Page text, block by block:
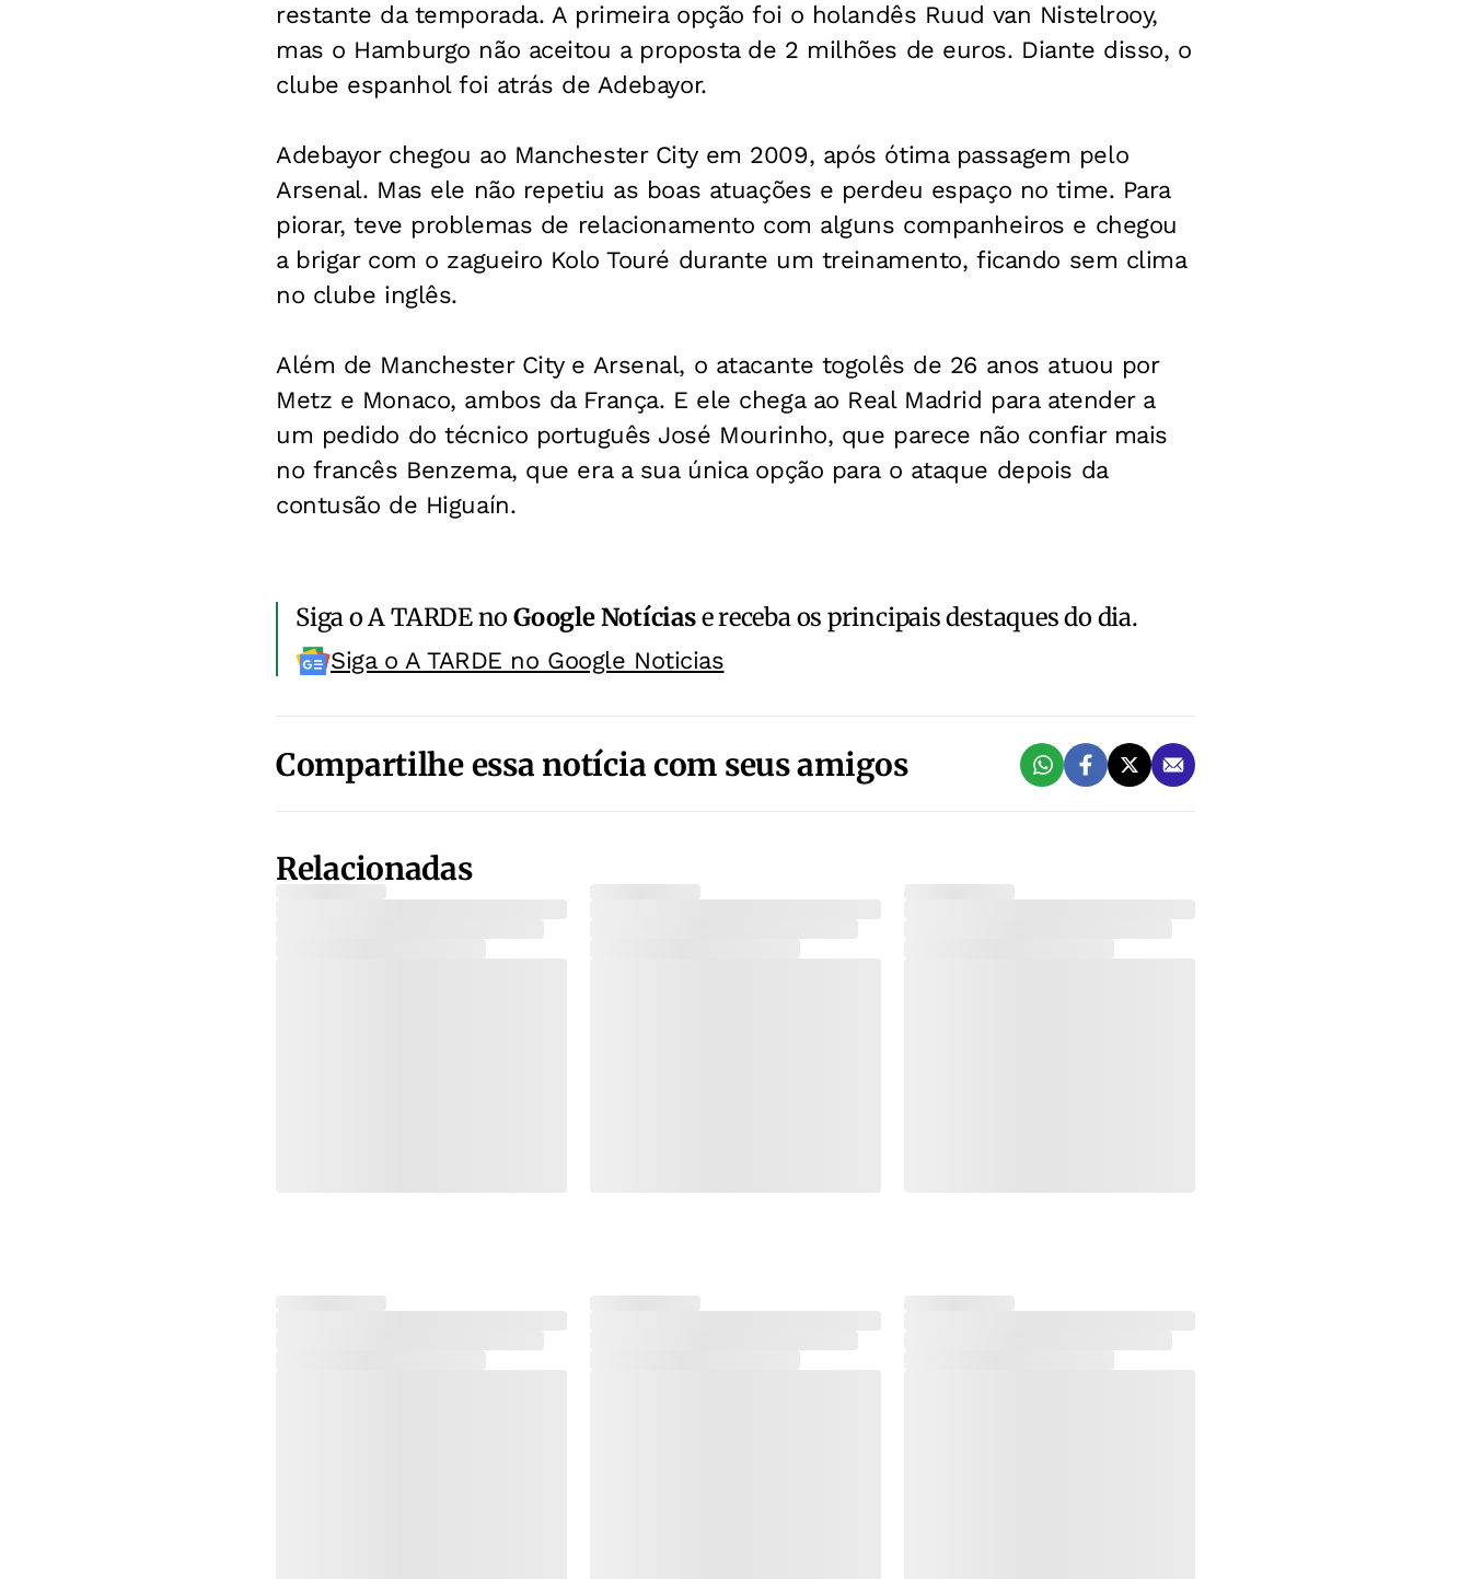
restante da temporada. A primeira opção foi o holandês Ruud van Nistelrooy,
mas o Hamburgo não aceitou a proposta de 2 milhões de euros. Diante disso, o
clube espanhol foi atrás de Adebayor.
Adebayor chegou ao Manchester City em 2009, após ótima passagem pelo
Arsenal. Mas ele não repetiu as boas atuações e perdeu espaço no time. Para
piorar, teve problemas de relacionamento com alguns companheiros e chegou
a brigar com o zagueiro Kolo Touré durante um treinamento, ficando sem clima
no clube inglês.
Além de Manchester City e Arsenal, o atacante togolês de 26 anos atuou por
Metz e Monaco, ambos da França. E ele chega ao Real Madrid para atender a
um pedido do técnico português José Mourinho, que parece não confiar mais
no francês Benzema, que era a sua única opção para o ataque depois da
contusão de Higuaín.
Siga o A TARDE noGoogle Notíciase receba os principais destaques do dia.
Siga o A TARDE no Google Noticias
Compartilhe essa notícia com seus amigos
Relacionadas